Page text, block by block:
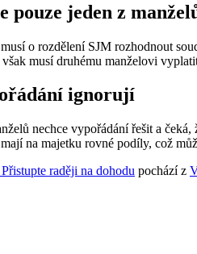
pouze jeden z
o rozdělení SJM rozhodnout
musí druhému manželovi
ignorují
nechce vypořádání řešit a
na majetku rovné podíly, což
raději na dohodu pochází z